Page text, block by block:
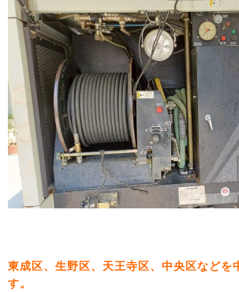
東成区、生野区、天王寺区、中央区などを
す。